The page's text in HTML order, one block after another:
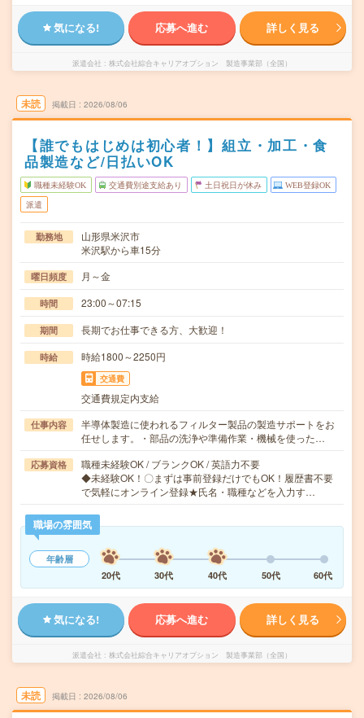
気になる! 応募へ進む 詳しく見る
派遣会社 株式会社綜合キャリアオプション 製造事業部（全国）
未読 掲載日 2026/08/06
【誰でもはじめは初心者！】組立・加工・食
品製造など/日払いOK
職種未経験OK 交通費別途支給あり 土日祝日が休み WEB登録OK
派遣
勤務地
山形県米沢市
米沢駅から車15分
曜日頻度 月～金
時間 23:00～07:15
期間 長期でお仕事できる方、大歓迎！
時給 時給1800～2250円
交通費
交通費規定内支給
仕事内容
半導体製造に使われるフィルター製品の製造サポートをお
任せします。・部品の洗浄や準備作業・機械を使った…
応募資格
職種未経験OK / ブランクOK / 英語力不要
◆未経験OK！〇まずは事前登録だけでもOK！履歴書不要
で気軽にオンライン登録★氏名・職種などを入力す…
職場の雰囲気
年齢層
20代
30代 40代 50代 60代
気になる! 応募へ進む 詳しく見る
派遣会社 株式会社綜合キャリアオプション 製造事業部（全国）
未読 掲載日 2026/08/06